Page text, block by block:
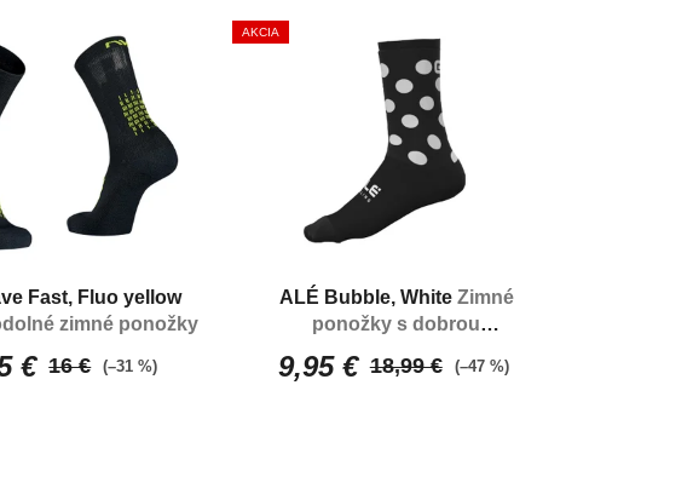
Fast, Fluo yellow
zimné ponožky
€ 16 € (–31 %)
AKCIA
ALÉ Bubble, White Zimné
ponožky s dobrou
9,95 € 18,99 € (–47 %)